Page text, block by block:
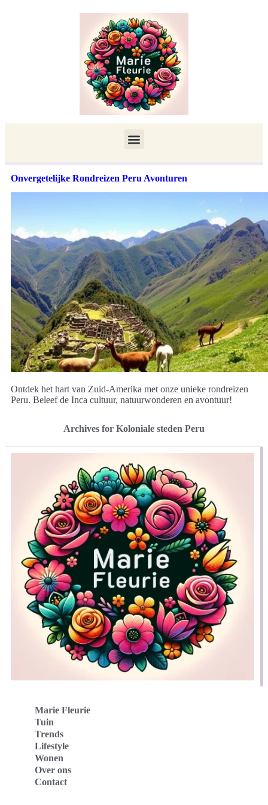
Onvergetelijke Rondreizen Peru Avonturen
Ontdek het hart van Zuid-Amerika met onze unieke rondreizen
Peru. Beleef de Inca cultuur, natuurwonderen en avontuur!
Archives for Koloniale steden Peru
Marie Fleurie
Tuin
Trends
Lifestyle
Wonen
Over ons
Contact